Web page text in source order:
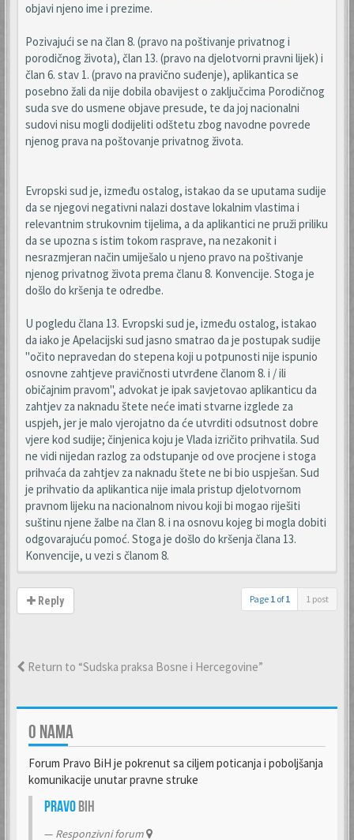
objavi njeno ime i prezime.
Pozivajući se na član 8. (pravo na poštivanje privatnog i
porodičnog života), član 13. (pravo na djelotvorni pravni lijek) i
član 6. stav 1. (pravo na pravično suđenje), aplikantica se
posebno žali da nije dobila obavijest o zaključcima Porodičnog
suda sve do usmene objave presude, te da joj nacionalni
sudovi nisu mogli dodijeliti odštetu zbog navodne povrede
njenog prava na poštovanje privatnog života.
Evropski sud je, između ostalog, istakao da se uputama sudije
da se njegovi negativni nalazi dostave lokalnim vlastima i
relevantnim strukovnim tijelima, a da aplikantici ne pruži priliku
da se upozna s istim tokom rasprave, na nezakonit i
nesrazmjeran način umiješalo u njeno pravo na poštivanje
njenog privatnog života prema članu 8. Konvencije. Stoga je
došlo do kršenja te odredbe.
U pogledu člana 13. Evropski sud je, između ostalog, istakao
da iako je Apelacijski sud jasno smatrao da je postupak sudije
"očito nepravedan do stepena koji u potpunosti nije ispunio
osnovne zahtjeve pravičnosti utvrđene članom 8. i / ili
običajnim pravom", advokat je ipak savjetovao aplikanticu da
zahtjev za naknadu štete neće imati stvarne izglede za
uspjeh, jer je malo vjerojatno da će utvrditi odsutnost dobre
vjere kod sudije; činjenica koju je Vlada izričito prihvatila. Sud
ne vidi nijedan razlog za odstupanje od ove procjene i stoga
prihvaća da zahtjev za naknadu štete ne bi bio uspješan. Sud
je prihvatio da aplikantica nije imala pristup djelotvornom
pravnom lijeku na nacionalnom nivou koji bi mogao riješiti
suštinu njene žalbe na član 8. i na osnovu kojeg bi mogla dobiti
odgovarajuću pomoć. Stoga je došlo do kršenja člana 13.
Konvencije, u vezi s članom 8.
Reply Page 1 of1 1 post
Return to “Sudska praksa Bosne i Hercegovine”
O NAMA
Forum Pravo BiH je pokrenut sa ciljem poticanja i poboljšanja
komunikacije unutar pravne struke
PravoBiH
Responzivni forum